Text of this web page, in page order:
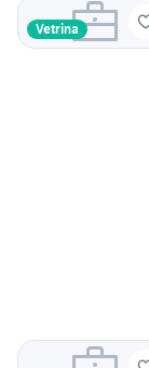
Vetrina